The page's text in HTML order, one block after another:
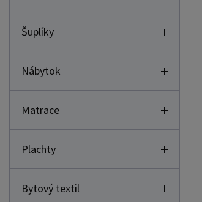
Šuplíky
Nábytok
Matrace
Plachty
Bytový textil